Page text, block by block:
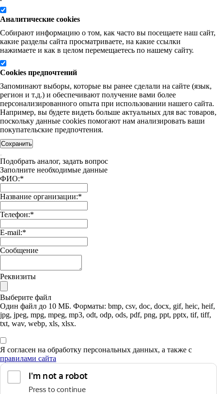
Аналитические cookies
Собирают информацию о том, как часто вы посещаете наш сайт,
какие разделы сайта просматриваете, на какие ссылки
нажимаете и как в целом перемещаетесь по нашему сайту.
Cookies предпочтений
Запоминают выборы, которые вы ранее сделали на сайте (язык,
регион и т.д.) и обеспечивают получение вами более
персонализированного опыта при использовании нашего сайта.
Например, вы будете видеть больше актуальных для вас товаров,
поскольку данные cookies помогают нам анализировать ваши
покупательские предпочтения.
Сохранить
Подобрать аналог, задать вопрос
Заполните необходимые данные
ФИО:*
Название организации:*
Телефон:*
E-mail:*
Сообщение
Реквизиты
Выберите файл
Один файл до 10 МБ. Форматы: bmp, csv, doc, docx, gif, heic, heif,
jpg, jpeg, mpg, mpeg, mp3, odt, odp, ods, pdf, png, ppt, pptx, tif, tiff,
txt, wav, webp, xls, xlsx.
Я согласен на обработку персональных данных, а также с
правилами сайта